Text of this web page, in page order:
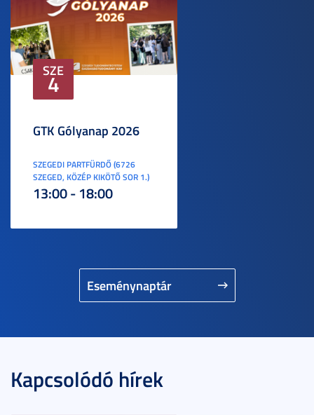
Eseménynaptár
SZE
4
GTK Gólyanap 2026
SZEGEDI PARTFÜRDŐ (6726
SZEGED, KÖZÉP KIKÖTŐ SOR 1.)
13:00 - 18:00
Kapcsolódó hírek